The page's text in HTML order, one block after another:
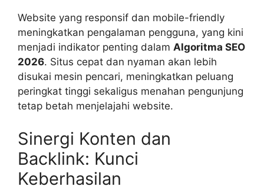
Website yang responsif dan mobile-friendly
meningkatkan pengalaman pengguna, yang kini
menjadi indikator penting dalam Algoritma SEO
2026. Situs cepat dan nyaman akan lebih
disukai mesin pencari, meningkatkan peluang
peringkat tinggi sekaligus menahan pengunjung
tetap betah menjelajahi website.
Sinergi Konten dan
Backlink: Kunci
Keberhasilan